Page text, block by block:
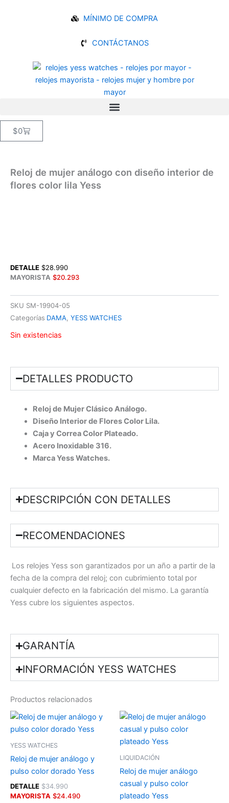
MÍNIMO DE COMPRA
CONTÁCTANOS
$0Carrito
Reloj de mujer análogo con diseño interior de
flores color lila Yess
DETALLE $28.990
MAYORISTA $20.293
SKU SM-19904-05
Categorías DAMA YESS WATCHES
Sin existencias
DETALLES PRODUCTO
Reloj de Mujer Clásico Análogo.
Diseño Interior de Flores Color Lila.
Caja y Correa Color Plateado.
Acero Inoxidable 316.
Marca Yess Watches.
DESCRIPCIÓN CON DETALLES
RECOMENDACIONES
Los relojes Yess son garantizados por un año a partir de la
fecha de la compra del reloj; con cubrimiento total por
cualquier defecto en la fabricación del mismo. La garantía
Yess cubre los siguientes aspectos.
GARANTÍA
INFORMACIÓN YESS WATCHES
Productos relacionados
YESS WATCHES
Reloj de mujer análogo y
pulso color dorado Yess
DETALLE $34.990
MAYORISTA $24.490
LIQUIDACIÓN
Reloj de mujer análogo
casual y pulso color
plateado Yess